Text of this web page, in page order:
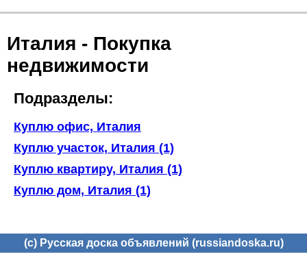
Италия - Покупка
недвижимости
Подразделы:
Куплю офис, Италия
Куплю участок, Италия (1)
Куплю квартиру, Италия (1)
Куплю дом, Италия (1)
(c) Русская доска объявлений (russiandoska.ru)